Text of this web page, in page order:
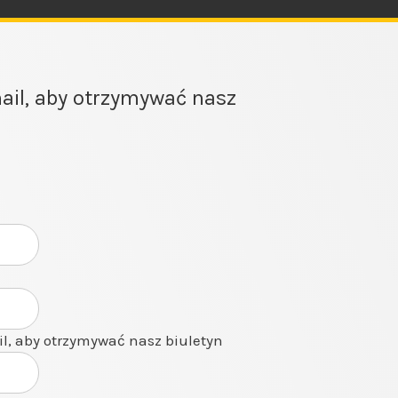
aby otrzymywać nasz
aby otrzymywać nasz biuletyn